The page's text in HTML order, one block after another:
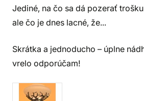
Jediné, na čo sa dá pozerať
ale čo je dnes lacné, že...
Skrátka a jednoducho – úplne
vrelo odporúčam!